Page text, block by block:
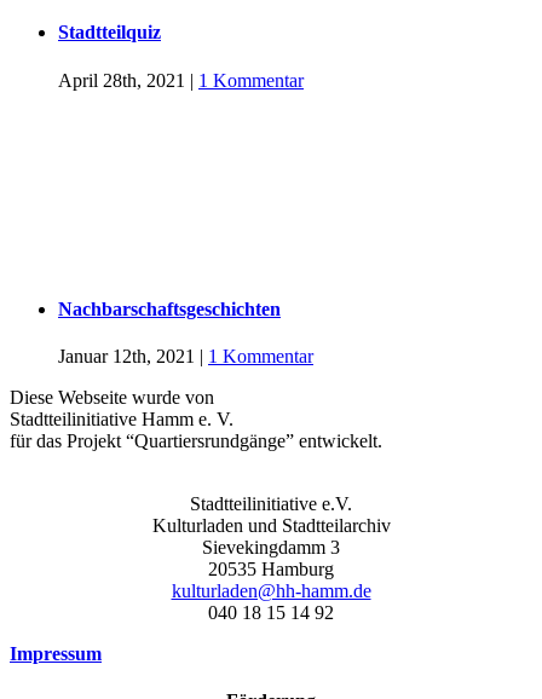
Stadtteilquiz
April 28th, 2021 | 1 Kommentar
Nachbarschaftsgeschichten
Januar 12th, 2021 | 1 Kommentar
Diese Webseite wurde von
Stadtteilinitiative Hamm e. V.
für das Projekt “Quartiersrundgänge” entwickelt.
Stadtteilinitiative e.V.
Kulturladen und Stadtteilarchiv
Sievekingdamm 3
20535 Hamburg
kulturladen@hh-hamm.de
040 18 15 14 92
Impressum